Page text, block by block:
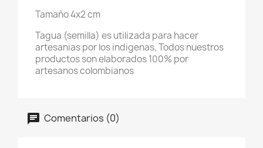
Tamaño 4x2 cm
Tagua (semilla) es utilizada para hacer
artesanias por los indigenas, Todos nuestros
productos son elaborados 100% por
artesanos colombianos
Comentarios (0)